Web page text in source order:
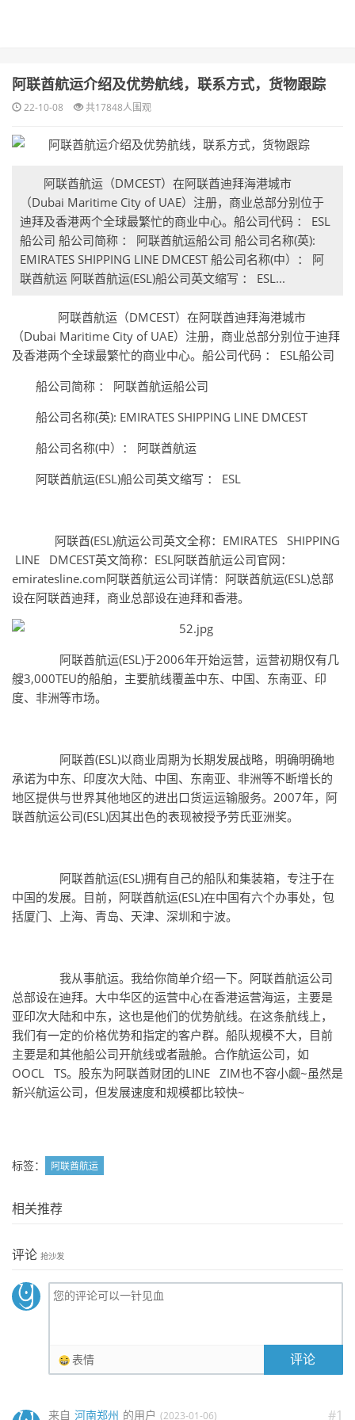
阿联酋航运介绍及优势航线，联系方式，货物跟踪
22-10-08 共17848人围观
阿联酋航运（DMCEST）在阿联酋迪拜海港城市
（Dubai Maritime City of UAE）注册，商业总部分别位于
迪拜及香港两个全球最繁忙的商业中心。船公司代码 ： ESL
船公司 船公司简称 ： 阿联酋航运船公司 船公司名称(英):
EMIRATES SHIPPING LINE DMCEST 船公司名称(中）： 阿
联酋航运 阿联酋航运(ESL)船公司英文缩写 ： ESL...
阿联酋航运（DMCEST）在阿联酋迪拜海港城市
（Dubai Maritime City of UAE）注册，商业总部分别位于迪拜
及香港两个全球最繁忙的商业中心。船公司代码 ： ESL船公司
船公司简称 ： 阿联酋航运船公司
船公司名称(英): EMIRATES SHIPPING LINE DMCEST
船公司名称(中）： 阿联酋航运
阿联酋航运(ESL)船公司英文缩写 ： ESL
阿联酋(ESL)航运公司英文全称：EMIRATES SHIPPING
LINE DMCEST英文简称：ESL阿联酋航运公司官网：
emiratesline.com阿联酋航运公司详情：阿联酋航运(ESL)总部
设在阿联酋迪拜，商业总部设在迪拜和香港。
阿联酋航运(ESL)于2006年开始运营，运营初期仅有几
艘3,000TEU的船舶，主要航线覆盖中东、中国、东南亚、印
度、非洲等市场。
阿联酋(ESL)以商业周期为长期发展战略，明确明确地
承诺为中东、印度次大陆、中国、东南亚、非洲等不断增长的
地区提供与世界其他地区的进出口货运运输服务。2007年，阿
联酋航运公司(ESL)因其出色的表现被授予劳氏亚洲奖。
阿联酋航运(ESL)拥有自己的船队和集装箱，专注于在
中国的发展。目前，阿联酋航运(ESL)在中国有六个办事处，包
括厦门、上海、青岛、天津、深圳和宁波。
我从事航运。我给你简单介绍一下。阿联酋航运公司
总部设在迪拜。大中华区的运营中心在香港运营海运，主要是
亚印次大陆和中东，这也是他们的优势航线。在这条航线上，
我们有一定的价格优势和指定的客户群。船队规模不大，目前
主要是和其他船公司开航线或者融舱。合作航运公司，如
OOCL TS。股东为阿联酋财团的LINE ZIM也不容小觑~虽然是
新兴航运公司，但发展速度和规模都比较快~
标签： 阿联酋航运
相关推荐
评论 抢沙发
表情 评论
#1
来自 河南郑州 的用户 (2023-01-06)